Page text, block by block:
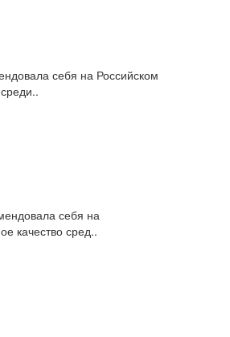
себя на Российском
себя на
качество сред..